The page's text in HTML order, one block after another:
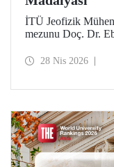
İTÜ Jeofizik
mezunu Doç. Dr.
Vladimir Keilis-
28 Nis 2026